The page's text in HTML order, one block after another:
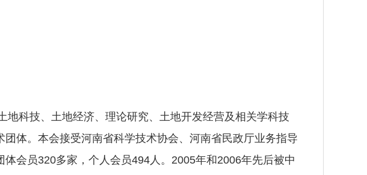
科技、土地经济、理论研究、土地开发经营及相关学科技
体。本会接受河南省科学技术协会、河南省民政厅业务指导
会员320多家，个人会员494人。2005年和2006年先后被中